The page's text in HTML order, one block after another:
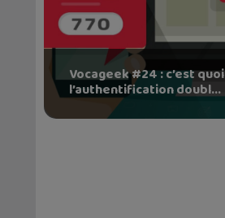
Vocageek #24 : c’est quoi
l’authentification doubl...